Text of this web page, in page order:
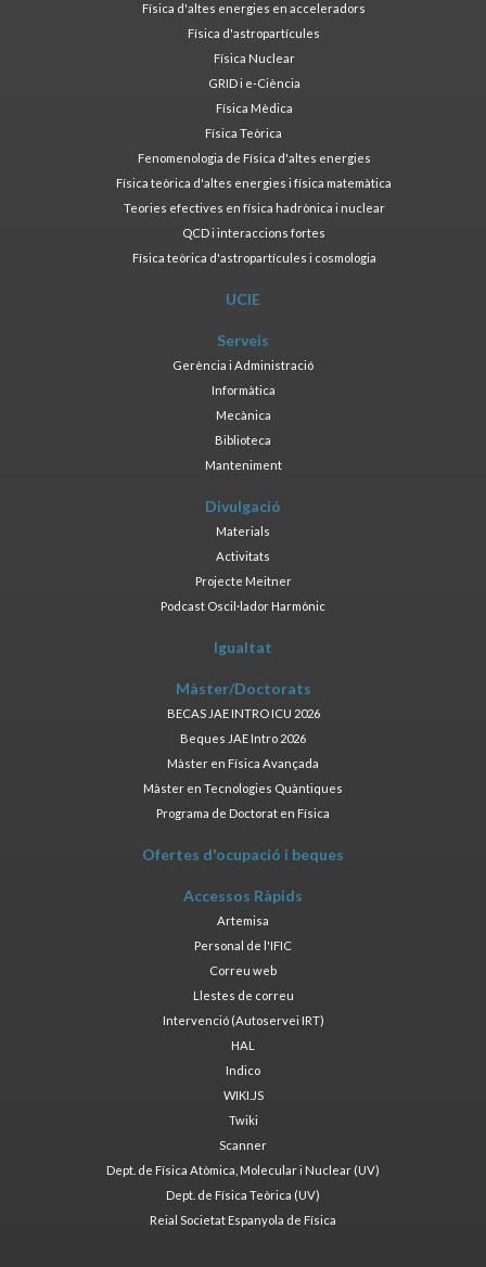
Física d'altes energies en acceleradors
Física d'astropartícules
Física Nuclear
GRID i e-Ciència
Física Mèdica
Física Teòrica
Fenomenologia de Física d'altes energies
Física teòrica d'altes energies i física matemàtica
Teories efectives en física hadrònica i nuclear
QCD i interaccions fortes
Física teòrica d'astropartícules i cosmologia
UCIE
Serveis
Gerència i Administració
Informàtica
Mecànica
Biblioteca
Manteniment
Divulgació
Materials
Activitats
Projecte Meitner
Podcast Oscil·lador Harmònic
Igualtat
Màster/Doctorats
BECAS JAE INTRO ICU 2026
Beques JAE Intro 2026
Màster en Física Avançada
Màster en Tecnologies Quàntiques
Programa de Doctorat en Física
Ofertes d'ocupació i beques
Accessos Ràpids
Artemisa
Personal de l'IFIC
Correu web
Llestes de correu
Intervenció (Autoservei IRT)
HAL
Indico
WIKI.JS
Twiki
Scanner
Dept. de Física Atòmica, Molecular i Nuclear (UV)
Dept. de Física Teòrica (UV)
Reial Societat Espanyola de Física